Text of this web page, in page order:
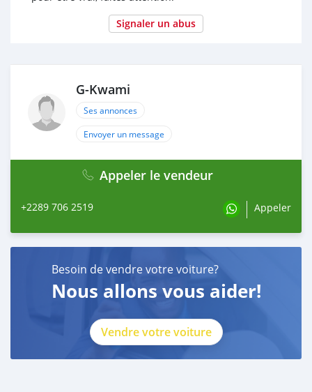
Signaler un abus
G-Kwami
Ses annonces
Envoyer un message
Appeler le vendeur
+2289 706 2519 Appeler
Besoin de vendre votre voiture?
Nous allons vous aider!
Vendre votre voiture